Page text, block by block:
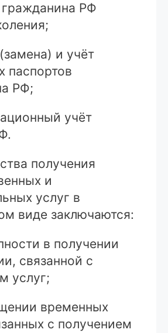
гражданина РФ
и учёт
паспортов
РФ;
учёт
получения
и
услуг в
виде заключаются:
в получении
связанной с
услуг;
временных
с получением